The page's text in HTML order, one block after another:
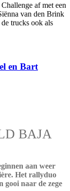
af met een
van den Brink
trucks ook als
en Bart
BAJA
aan weer
Het rallyduo
gooi naar de zege